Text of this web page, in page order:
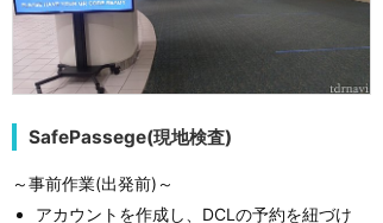
SafePassege(現地検査)
～事前作業(出発前)～
アカウントを作成し、DCLの予約を紐づけ